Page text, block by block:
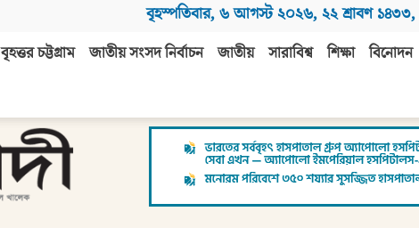
বৃহস্পতিবার, ৬ আগস্ট ২০২৬, ২২ শ্রাবণ ১৪৩৩,
বৃহত্তর চট্টগ্রাম জাতীয় সংসদ নির্বাচন জাতীয় সারাবিশ্ব শিক্ষা বিনোদন